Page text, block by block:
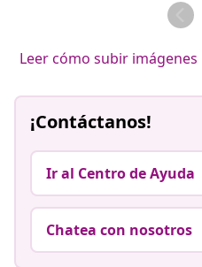
Leer cómo subir imágenes
¡Contáctanos!
Ir al Centro de Ayuda
Chatea con nosotros